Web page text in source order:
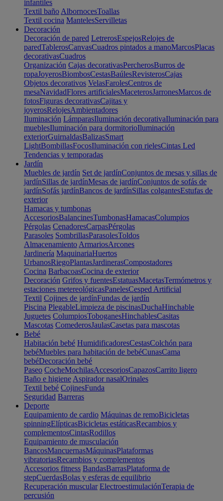
infantiles
Textil baño AlbornocesToallas
Textil cocina MantelesServilletas
Decoración
Decoración de pared LetrerosEspejosRelojes de
paredTablerosCanvasCuadros pintados a manoMarcosPlacas
decorativasCuadros
Organización Cajas decorativasPercherosBurros de
ropaJoyerosBiombosCestasBaúlesRevisterosCajas
Objetos decorativos VelasFarolesCentros de
mesaNavidadFlores artificialesMaceterosJarronesMarcos de
fotosFiguras decorativasCajitas y
joyerosRelojesAmbientadores
Iluminación LámparasIluminación decorativaIluminación para
mueblesIluminación para dormitorioIluminación
exteriorGuirnaldasBalizasSmart
LightBombillasFocosIluminación con rielesCintas Led
Tendencias y temporadas
Jardín
Muebles de jardín Set de jardínConjuntos de mesas y sillas de
jardínSillas de jardínMesas de jardínConjuntos de sofás de
jardínSofás jardínBancos de jardínSillas colgantesEstufas de
exterior
Hamacas y tumbonas
AccesoriosBalancinesTumbonasHamacasColumpios
Pérgolas CenadoresCarpasPérgolas
Parasoles SombrillasParasolesToldos
Almacenamiento ArmariosArcones
Jardinería MaquinariaHuertos
UrbanosRiegoPlantasJardinerasCompostadores
Cocina BarbacoasCocina de exterior
Decoración Grifos y fuentesEstatuasMacetasTermómetros y
estaciones metereológicasPanelesCesped Artificial
Textil Cojines de jardínFundas de jardín
Piscina PlegableLimpieza de piscinasDuchaHinchable
Juguetes ColumpiosToboganesHinchablesCasitas
Mascotas ComederosJaulasCasetas para mascotas
Bebé
Habitación bebé HumidificadoresCestasColchón para
bebéMuebles para habitación de bebéCunasCama
bebéDecoración bebé
Paseo CocheMochilasAccesoriosCapazosCarrito ligero
Baño e higiene Aspirador nasalOrinales
Textil bebé CojinesFunda
Seguridad Barreras
Deporte
Equipamiento de cardio Máquinas de remoBicicletas
spinningElípticasBicicletas estáticasRecambios y
complementosCintasRodillos
Equipamiento de musculación
BancosMancuernasMáquinasPlataformas
vibratoriasRecambios y complementos
Accesorios fitness BandasBarrasPlataforma de
stepCuerdasBolas y esferas de equilibrio
Recuperación muscular ElectroestimulaciónTerapia de
percusión